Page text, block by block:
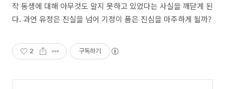
작 동생에 대해 아무것도 알지 못하고 있었다는 사실을 깨닫게 된
다. 과연 유정은 진실을 넘어 기정이 품은 진심을 마주하게 될까?
2 구독하기